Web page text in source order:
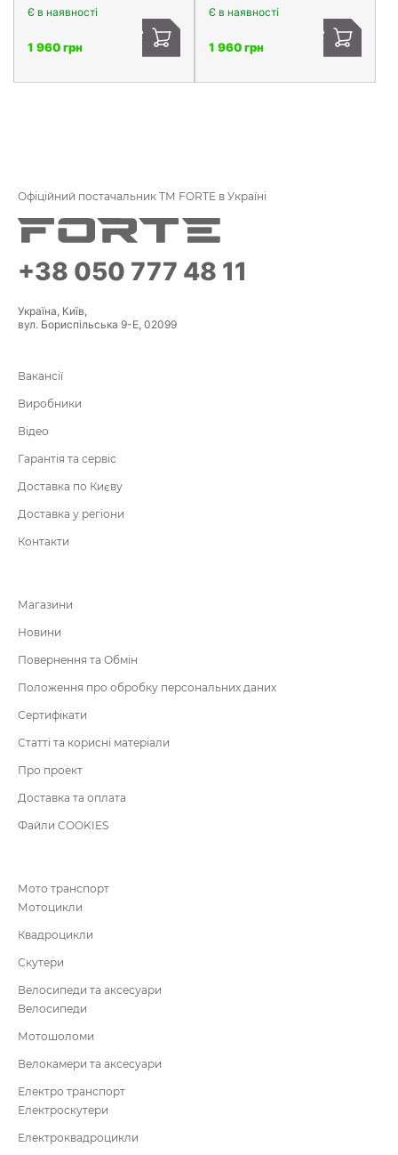
Є в наявності
1 960 грн
Є в наявності
1 960 грн
Офіційний постачальник ТМ FORTE в Україні
+38 050 777 48 11
Україна, Київ,
вул. Бориспільська 9-Е, 02099
Вакансії
Виробники
Відео
Гарантія та сервіс
Доставка по Києву
Доставка у регіони
Контакти
Магазини
Новини
Повернення та Обмін
Положення про обробку персональних даних
Сертифікати
Статті та корисні матеріали
Про проект
Доставка та оплата
Файли COOKIES
Мото транспорт
Мотоцикли
Квадроцикли
Скутери
Велосипеди та аксесуари
Велосипеди
Мотошоломи
Велокамери та аксесуари
Електро транспорт
Електроскутери
Електроквадроцикли